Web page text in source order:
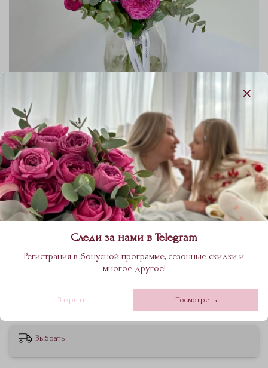
Цветочная подписка тариф «S»
11 160 ₽
4 букета по 1990₽.
Состав букета подбирается индивидуально по вашему
Выбрать
Следи за нами в Telegram
Регистрация в бонусной программе, сезонные скидки и
многое другое!
Закрыть Посмотреть